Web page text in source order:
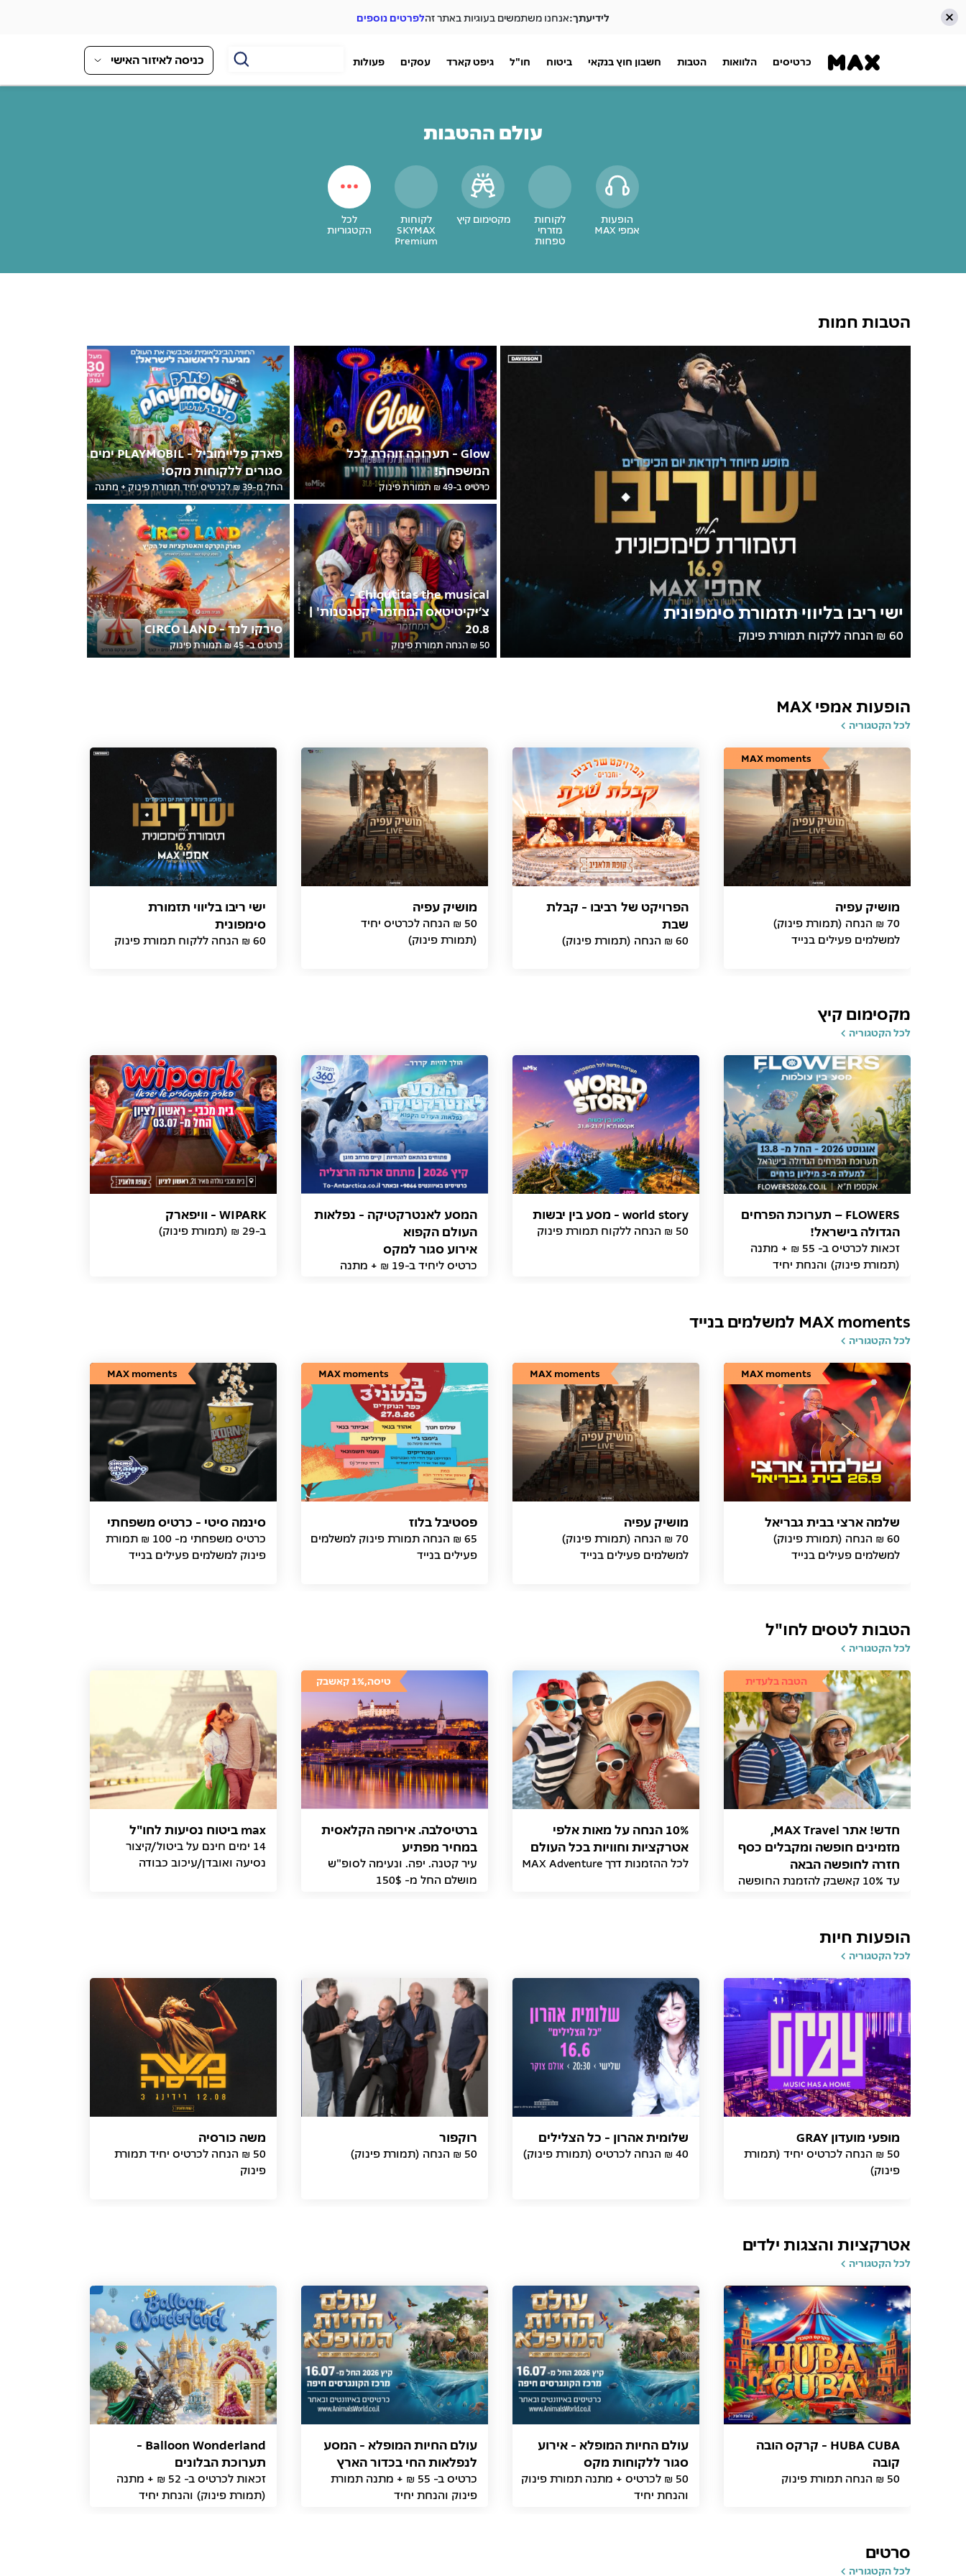
לידיעתך:אנחנו משתמשים בעוגיות באתר זהלפרטים נוספים
כרטיסים הלוואות הטבות חשבון חוץ בנקאי ביטוח חו"ל גיפט קארד עסקים פעולות כניסה לאיזור האישי
עולם ההטבות
הופעות
אמפי MAX
לקוחות
מזרחי
טפחות
מקסימום קיץ לקוחות
SKYMAX
Premium
לכל
הקטגוריות
הטבות חמות
ישי ריבו בליווי תזמורת סימפונית
60 ₪ הנחה ללקוח תמורת פינוק
Glow - תערוכה זוהרת לכל
המשפחה!
כרטיס ב-49 ₪ תמורת פינוק
פארק פליימוביל - PLAYMOBIL ימים
סגורים ללקוחות מקס!
החל מ-39 ₪ לכרטיס יחיד תמורת פינוק + מתנה
Chiqutitas the musical -
צ’יקיטיטאס המחזמר 'קטנטנות' |
20.8
50 ₪ הנחה תמורת פינוק
סירקו לנד - CIRCO LAND
כרטיס ב- 45 ₪ תמורת פינוק
הופעות אמפי MAX
לכל הקטגוריה
מושיק עפיה
70 ₪ הנחה (תמורת פינוק)
למשלמים פעילים בנייד
MAX moments
הפרויקט של רביבו - קבלת
שבת
60 ₪ הנחה (תמורת פינוק)
מושיק עפיה
(תמורת פינוק)
ישי ריבו בליווי תזמורת
סימפונית
60 ₪ הנחה ללקוח תמורת פינוק
מקסימום קיץ
לכל הקטגוריה
FLOWERS – תערוכת הפרחים
הגדולה בישראל!
זכאות לכרטיס ב- 55 ₪ + מתנה
(תמורת פינוק) והנחת יחיד
world story - מסע בין יבשות
50 ₪ הנחה ללקוח תמורת פינוק
המסע לאנטרקטיקה - נפלאות
אירוע סגור למקס
כרטיס ליחיד ב-19 ₪ + מתנה
WIPARK - וויפארק
ב-29 ₪ (תמורת פינוק)
MAX moments למשלמים בנייד
לכל הקטגוריה
שלמה ארצי בבית גבריאל
60 ₪ הנחה (תמורת פינוק)
למשלמים פעילים בנייד
MAX moments
מושיק עפיה
70 ₪ הנחה (תמורת פינוק)
למשלמים פעילים בנייד
MAX moments
פסטיבל בלוז
65 ₪ הנחה תמורת פינוק למשלמים
פעילים בנייד
MAX moments
סינמה סיטי - כרטיס משפחתי
כרטיס משפחתי מ- 100 ₪ תמורת
פינוק למשלמים פעילים בנייד
MAX moments
הטבות לטסים לחו"ל
לכל הקטגוריה
חדש! אתר MAX Travel,
מזמינים חופשה ומקבלים כסף
חזרה לחופשה הבאה
עד 10% קאשבק להזמנת החופשה
הטבה בלעדית
10% הנחה על מאות אלפי
אטרקציות וחוויות בכל העולם
לכל ההזמנות דרך MAX Adventure
ברטיסלבה. אירופה הקלאסית
במחיר מפתיע
עיר קטנה. יפה. ונעימה לסופ"ש
מושלם החל מ- 150$
טיסה,1% קאשבק
max ביטוח נסיעות לחו"ל
14 ימים חינם על ביטול/קיצור
נסיעה ואובדן/עיכוב כבודה
הופעות חיות
לכל הקטגוריה
מופעי מועדון GRAY
50 ₪ הנחה לכרטיס יחיד (תמורת
פינוק)
שלומית אהרון - כל הצלילים
40 ₪ הנחה לכרטיס (תמורת פינוק)
רוקפור
50 ₪ הנחה (תמורת פינוק)
משה כורסיה
50 ₪ הנחה לכרטיס יחיד תמורת
פינוק
אטרקציות והצגות ילדים
לכל הקטגוריה
HUBA CUBA - קרקס הובה
קובה
50 ₪ הנחה תמורת פינוק
עולם החיות המופלא - אירוע
סגור ללקוחות מקס
50 ₪ לכרטיס + מתנה תמורת פינוק
והנחת יחיד
עולם החיות המופלא - המסע
לנפלאות החי בכדור הארץ
כרטיס ב- 55 ₪ + מתנה תמורת
פינוק והנחת יחיד
Balloon Wonderland -
תערוכת הבלונים
זכאות לכרטיס ב- 52 ₪ + מתנה
(תמורת פינוק) והנחת יחיד
סרטים
לכל הקטגוריה